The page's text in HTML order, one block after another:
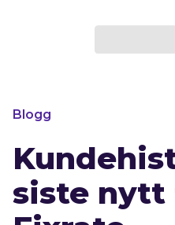
Blogg
siste nytt